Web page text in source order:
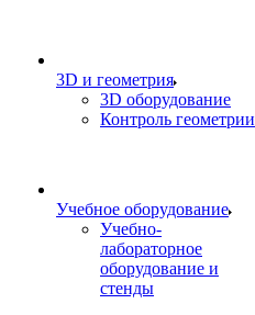
3D и геометрия
3D оборудование
Контроль геометрии
Учебное оборудование
Учебно-
лабораторное
оборудование и
стенды